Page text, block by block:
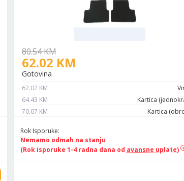
80.54 KM
62.02 KM
Gotovina
62.02 KM
64.43 KM
Kartica
70.07 KM
Kartica
Rok Isporuke:
Nemamo odmah na stanju
(Rok isporuke 1-4 radna dana od avansne uplate)